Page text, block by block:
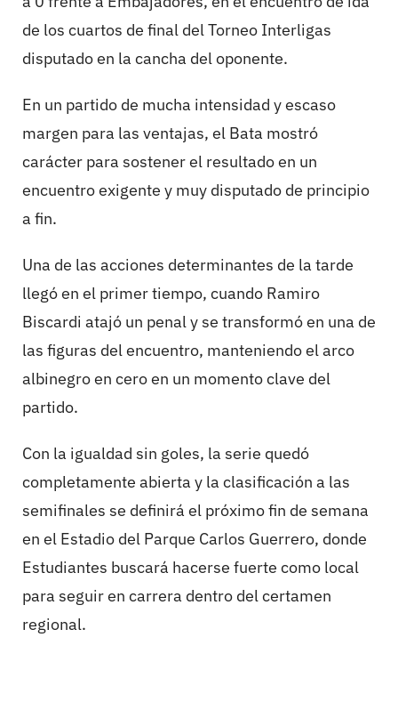
de los cuartos de final del Torneo Interligas
disputado en la cancha del oponente.
En un partido de mucha intensidad y escaso
margen para las ventajas, el Bata mostró
carácter para sostener el resultado en un
encuentro exigente y muy disputado de principio
a fin.
Una de las acciones determinantes de la tarde
llegó en el primer tiempo, cuando Ramiro
Biscardi atajó un penal y se transformó en una de
las figuras del encuentro, manteniendo el arco
albinegro en cero en un momento clave del
partido.
Con la igualdad sin goles, la serie quedó
completamente abierta y la clasificación a las
semifinales se definirá el próximo fin de semana
en el Estadio del Parque Carlos Guerrero, donde
Estudiantes buscará hacerse fuerte como local
para seguir en carrera dentro del certamen
regional.